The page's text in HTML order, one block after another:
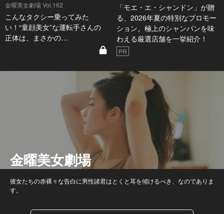
金曜美女劇場 Vol.162
こんなタクシー乗ってみた
い！“童顔美女”な運転手さんの
正体は、まさかの…
「モエ・エ・シャンドン」が贈
る、2026年夏の特別なプロモー
ション。極上のシャンパンを味
わえる厳選店舗を一挙紹介！
PR
金曜美女劇場
彼女たちの赤裸々な告白に男性諸君はとくと耳を傾けるべき、なのでありま
す。